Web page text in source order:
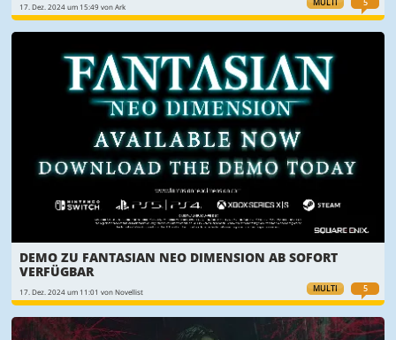
MULTI 5
17. Dez. 2024 um 15:49 von Ark
MULTI 5
DEMO ZU FANTASIAN NEO DIMENSION AB SOFORT
VERFÜGBAR
17. Dez. 2024 um 11:01 von Novellist